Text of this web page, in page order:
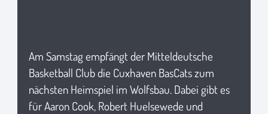
Am Samstag empfängt der Mitteldeutsche
Basketball Club die Cuxhaven BasCats zum
nächsten Heimspiel im Wolfsbau. Dabei gibt es
für Aaron Cook, Robert Huelsewede und